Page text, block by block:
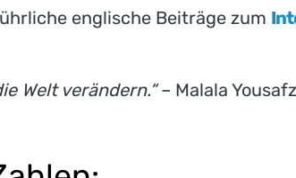
englische Beiträge zum
Welt verändern.“– Malala